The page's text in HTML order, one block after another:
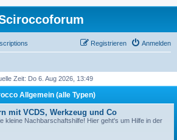
Anmelden
Registrieren
Zeit: Do 6. Aug 2026, 13:49
Allgemein (alle Typen)
mit VCDS, Werkzeug und Co
kleine Nachbarschaftshilfe! Hier geht's um Hilfe in der